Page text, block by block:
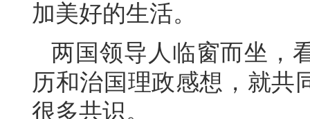
加美好的生活。
两国领导人临窗而坐，
历和治国理政感想，就共
很多共识。